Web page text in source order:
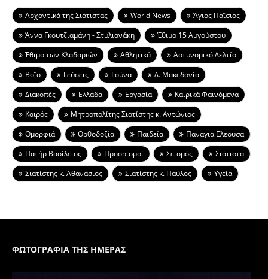
Aρχοντικά της Σιάτιστας World News
Άγιος Παϊσιος
Άννα Γκουτζιαμάνη - Στυλιανάκη
Έθιμο 15 Αυγούστου
Έθιμο των Κλαδαριών
Αθλητικά
Αστυνομικό Δελτίο
Βοϊο
Γεύσεις Γούνα
Δ. Μακεδονία
Διακοπές
Ελλάδα Εργασία
Καιρικά Φαινόμενα
Καιρός
Μητροπολίτης Σιατίστης κ. Αντώνιος
Ομορφιά
Ορθοδοξία Παιδεία
Παναγια Ελεουσα
Πατήρ Βασίλειος
Προορισμοί Σεισμός
Σιάτιστα
Σιατίστης κ. Αθανάσιος
Σιατίστης κ. Παύλος Υγεία
ΦΩΤΟΓΡΑΦΙΑ ΤΗΣ ΗΜΕΡΑΣ